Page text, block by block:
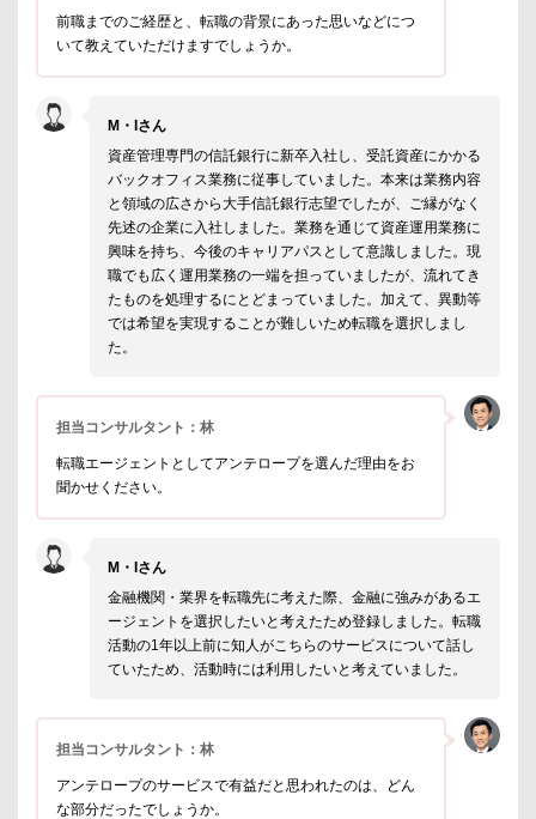
前職までのご経歴と、転職の背景にあった思いなどにつ
いて教えていただけますでしょうか。
M・Iさん
資産管理専門の信託銀行に新卒入社し、受託資産にかかる
バックオフィス業務に従事していました。本来は業務内容
と領域の広さから大手信託銀行志望でしたが、ご縁がなく
先述の企業に入社しました。業務を通じて資産運用業務に
興味を持ち、今後のキャリアパスとして意識しました。現
職でも広く運用業務の一端を担っていましたが、流れてき
たものを処理するにとどまっていました。加えて、異動等
では希望を実現することが難しいため転職を選択しまし
た。
担当コンサルタント：林
転職エージェントとしてアンテロープを選んだ理由をお
聞かせください。
M・Iさん
金融機関・業界を転職先に考えた際、金融に強みがあるエ
ージェントを選択したいと考えたため登録しました。転職
活動の1年以上前に知人がこちらのサービスについて話し
ていたため、活動時には利用したいと考えていました。
担当コンサルタント：林
アンテロープのサービスで有益だと思われたのは、どん
な部分だったでしょうか。